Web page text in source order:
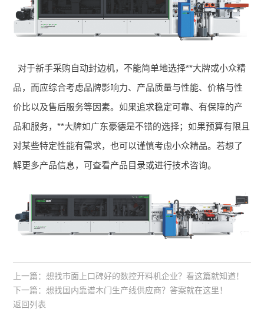
对于新手采购自动封边机，不能简单地选择**大牌或小众精
品，而应综合考虑品牌影响力、产品质量与性能、价格与性
价比以及售后服务等因素。如果追求稳定可靠、有保障的产
品和服务，**大牌如广东豪德是不错的选择；如果预算有限且
对某些特定性能有需求，也可以谨慎考虑小众精品。若想了
解更多产品信息，可查看产品目录或进行技术咨询。
上一篇：想找市面上口碑好的数控开料机企业？看这篇就知道！
返回列表
下一篇：想找国内靠谱木门生产线供应商？答案就在这里！